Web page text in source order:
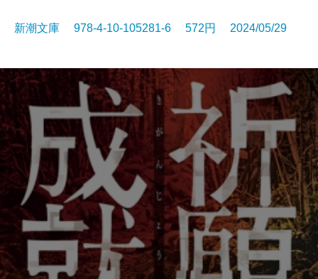
新潮文庫 978-4-10-105281-6 572円 2024/05/29